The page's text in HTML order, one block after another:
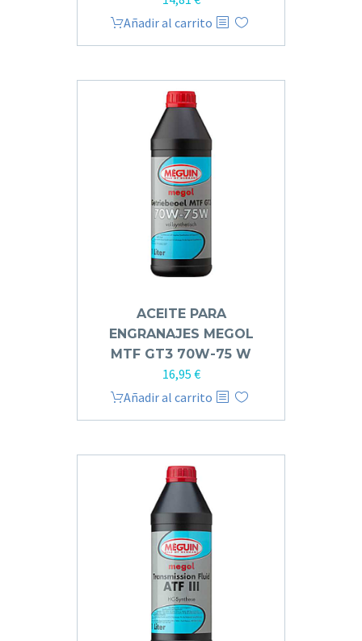
Añadir al carrito
ACEITE PARA
ENGRANAJES MEGOL
MTF GT3 70W-75 W
16,95 €
Añadir al carrito